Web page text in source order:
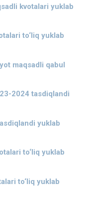
kvotalari yuklab
to‘liq yuklab
maqsadli qabul
2024 tasdiqlandi
yuklab
to‘liq yuklab
to‘liq yuklab